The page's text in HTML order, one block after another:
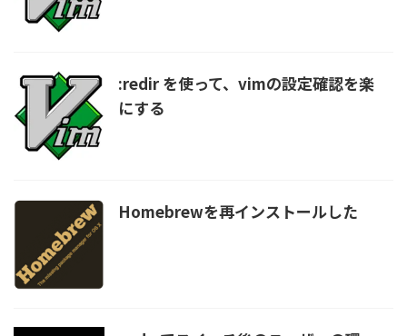
:redir を使って、vimの設定確認を楽
にする
Homebrewを再インストールした